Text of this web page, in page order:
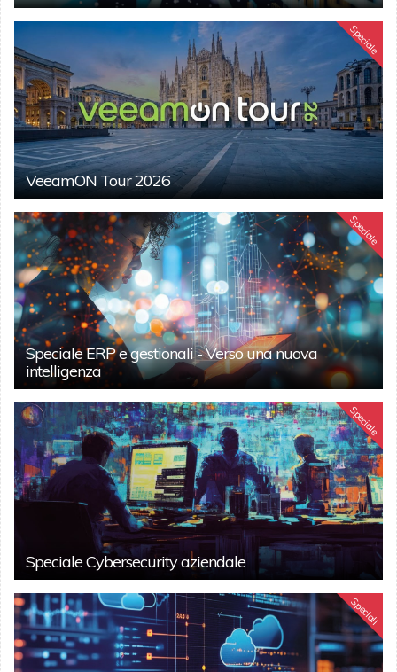
Speciale
VeeamON Tour 2026
Speciale
Speciale ERP e gestionali - Verso una nuova
intelligenza
Speciale
Speciale Cybersecurity aziendale
Speciali